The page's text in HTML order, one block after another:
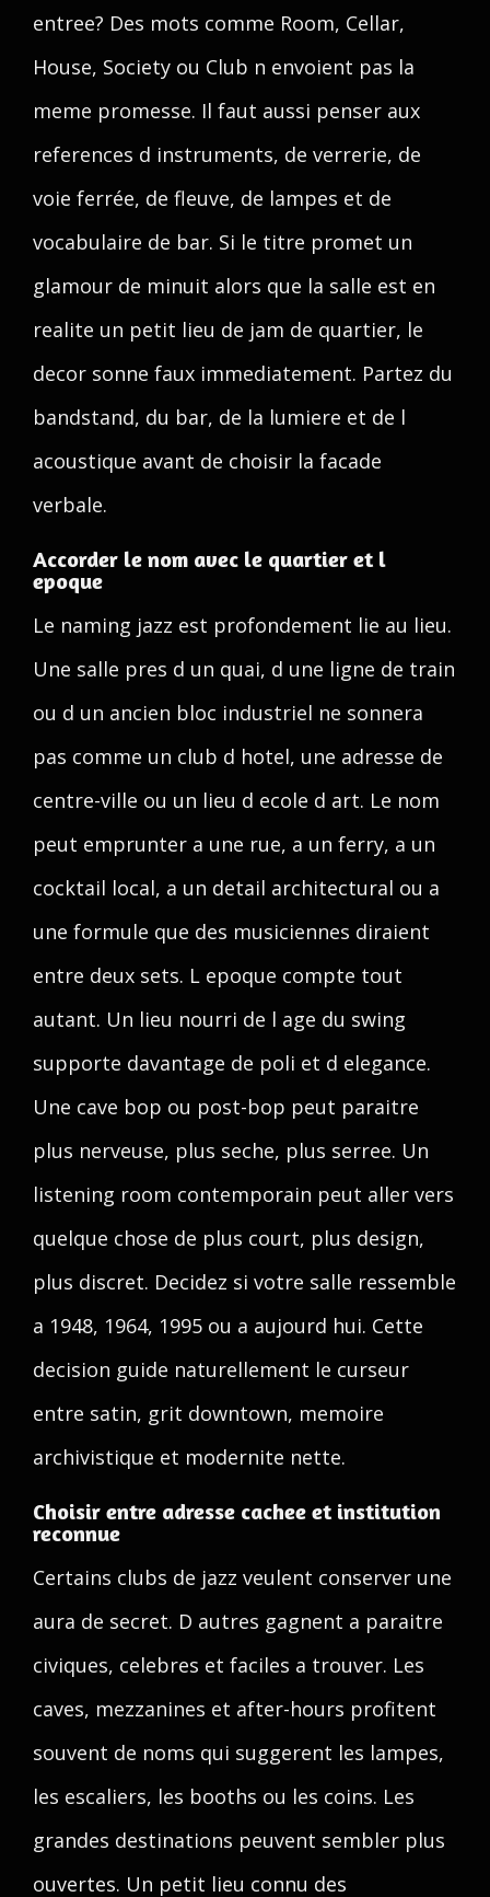
entree? Des mots comme Room, Cellar,
House, Society ou Club n envoient pas la
meme promesse. Il faut aussi penser aux
references d instruments, de verrerie, de
voie ferrée, de fleuve, de lampes et de
vocabulaire de bar. Si le titre promet un
glamour de minuit alors que la salle est en
realite un petit lieu de jam de quartier, le
decor sonne faux immediatement. Partez du
bandstand, du bar, de la lumiere et de l
acoustique avant de choisir la facade
verbale.
Accorder le nom avec le quartier et l
epoque
Le naming jazz est profondement lie au lieu.
Une salle pres d un quai, d une ligne de train
ou d un ancien bloc industriel ne sonnera
pas comme un club d hotel, une adresse de
centre-ville ou un lieu d ecole d art. Le nom
peut emprunter a une rue, a un ferry, a un
cocktail local, a un detail architectural ou a
une formule que des musiciennes diraient
entre deux sets. L epoque compte tout
autant. Un lieu nourri de l age du swing
supporte davantage de poli et d elegance.
Une cave bop ou post-bop peut paraitre
plus nerveuse, plus seche, plus serree. Un
listening room contemporain peut aller vers
quelque chose de plus court, plus design,
plus discret. Decidez si votre salle ressemble
a 1948, 1964, 1995 ou a aujourd hui. Cette
decision guide naturellement le curseur
entre satin, grit downtown, memoire
archivistique et modernite nette.
Choisir entre adresse cachee et institution
reconnue
Certains clubs de jazz veulent conserver une
aura de secret. D autres gagnent a paraitre
civiques, celebres et faciles a trouver. Les
caves, mezzanines et after-hours profitent
souvent de noms qui suggerent les lampes,
les escaliers, les booths ou les coins. Les
grandes destinations peuvent sembler plus
ouvertes. Un petit lieu connu des